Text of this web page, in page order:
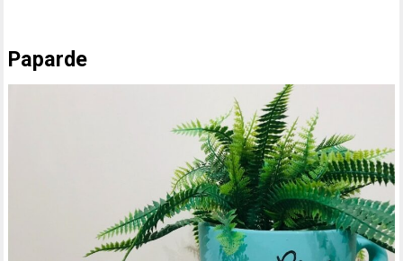
Paparde